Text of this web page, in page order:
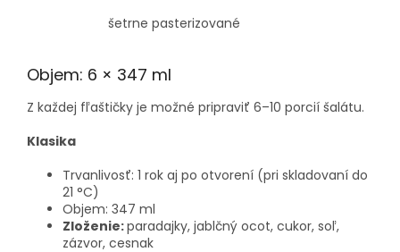
šetrne pasterizované
Objem: 6 × 347 ml
Z každej fľaštičky je možné pripraviť 6–10 porcií šalátu.
Klasika
Trvanlivosť: 1 rok aj po otvorení (pri skladovaní do
21 °C)
Objem: 347 ml
Zloženie:paradajky, jablčný ocot, cukor, soľ,
zázvor, cesnak